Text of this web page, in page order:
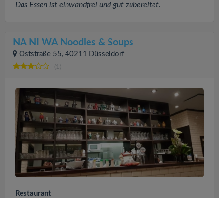
Das Essen ist einwandfrei und gut zubereitet.
NA NI WA Noodles & Soups
Oststraße 55, 40211 Düsseldorf
(1)
Restaurant